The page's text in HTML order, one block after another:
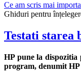
Ce am scris mai
Ghiduri pentru
Testati starea
HP pune la dispozitia
program, denumit